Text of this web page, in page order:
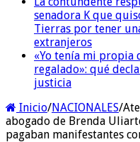
senadora K que
Tierras por tener
extranjeros
«Yo tenía mi propia
regalado»: qué
justicia
Inicio/NACIONALES/
abogado de Brenda
pagaban manifestantes